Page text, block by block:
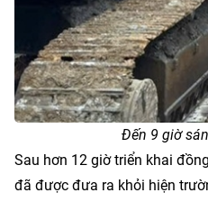
Đến 9 giờ
Sau hơn 12 giờ triển khai
đã được đưa ra khỏi hiện